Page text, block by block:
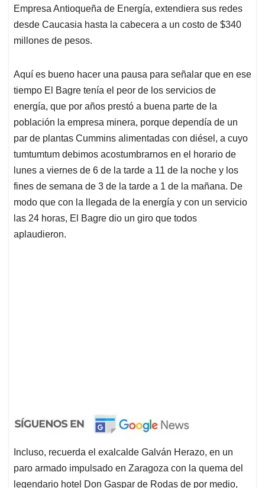
Empresa Antioqueña de Energía, extendiera sus redes
desde Caucasia hasta la cabecera a un costo de $340
millones de pesos.
Aquí es bueno hacer una pausa para señalar que en ese
tiempo El Bagre tenía el peor de los servicios de
energía, que por años prestó a buena parte de la
población la empresa minera, porque dependía de un
par de plantas Cummins alimentadas con diésel, a cuyo
tumtumtum debimos acostumbrarnos en el horario de
lunes a viernes de 6 de la tarde a 11 de la noche y los
fines de semana de 3 de la tarde a 1 de la mañana. De
modo que con la llegada de la energía y con un servicio
las 24 horas, El Bagre dio un giro que todos
aplaudieron.
Incluso, recuerda el exalcalde Galván Herazo, en un
paro armado impulsado en Zaragoza con la quema del
legendario hotel Don Gaspar de Rodas de por medio,